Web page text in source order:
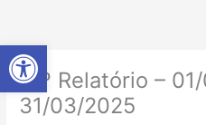
Abrir a barra
o
conteúdo
71º Relatório –
31/03/2025